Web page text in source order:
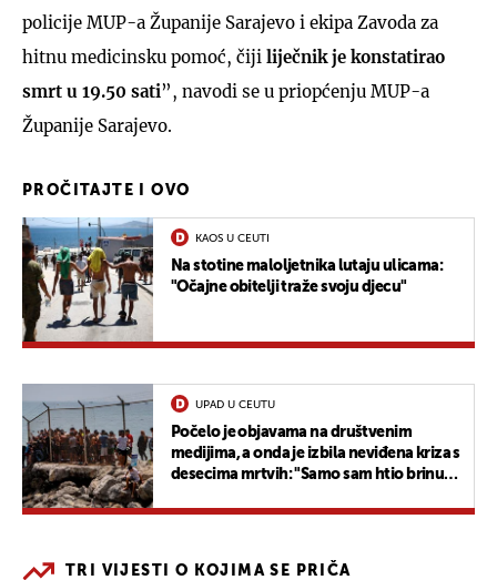
policije MUP-a Županije Sarajevo i ekipa Zavoda za
hitnu medicinsku pomoć, čiji liječnik je konstatirao
smrt u 19.50 sati”, navodi se u priopćenju MUP-a
Županije Sarajevo.
PROČITAJTE I OVO
KAOS U CEUTI
Na stotine maloljetnika lutaju ulicama:
"Očajne obitelji traže svoju djecu"
UPAD U CEUTU
Počelo je objavama na društvenim
medijima, a onda je izbila neviđena kriza s
desecima mrtvih: "Samo sam htio brinuti
TRI VIJESTI O KOJIMA SE PRIČA